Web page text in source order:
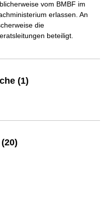
vom BMBF im
erlassen. An
die
beteiligt.
(1)